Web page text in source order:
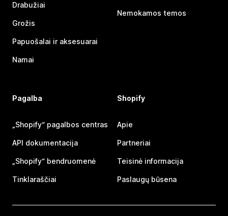
Drabužiai
Grožis
Papuošalai ir aksesuarai
Namai
Nemokamos temos
Pagalba
„Shopify“ pagalbos centras
API dokumentacija
„Shopify“ bendruomenė
Tinklaraščiai
Shopify
Apie
Partneriai
Teisinė informacija
Paslaugų būsena